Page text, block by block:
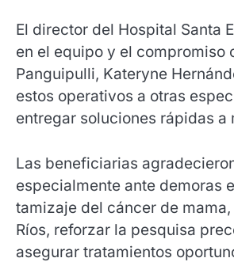
El director del Hospital Santa
en el equipo y el compromiso
Panguipulli, Kateryne
estos operativos a otras
entregar soluciones rápidas a
Las beneficiarias
especialmente ante demoras
tamizaje del cáncer de
Ríos, reforzar la pesquisa
asegurar tratamientos